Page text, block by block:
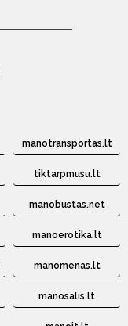
manotransportas.lt
tiktarpmusu.lt
manobustas.net
manoerotika.lt
manomenas.lt
manosalis.lt